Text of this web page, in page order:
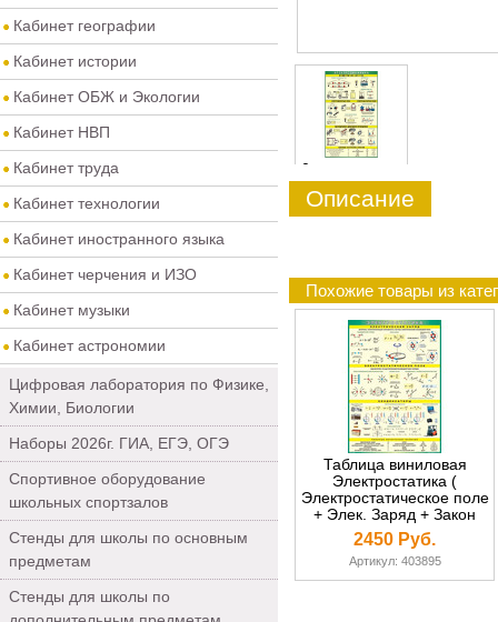
Кабинет географии
Кабинет истории
Кабинет ОБЖ и Экологии
Кабинет НВП
Кабинет труда
Кабинет технологии
Кабинет иностранного языка
Кабинет черчения и ИЗО
Кабинет музыки
Кабинет астрономии
Цифровая лаборатория по Физике,
Химии, Биологии
Наборы 2026г. ГИА, ЕГЭ, ОГЭ
Спортивное оборудование
школьных спортзалов
Стенды для школы по основным
предметам
Стенды для школы по
0
Описание
Похожие товары из
Таблица виниловая
Электростатика (
Электростатическое поле
+ Элек. Заряд + Закон
Кулона + Конденсаторы)
1000х1400
2450 Руб.
Артикул: 403895